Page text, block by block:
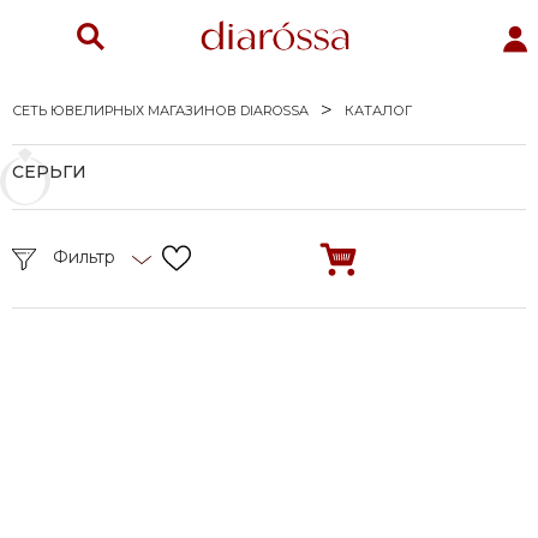
СЕТЬ ЮВЕЛИРНЫХ МАГАЗИНОВ DIAROSSA КАТАЛОГ
СЕРЬГИ
Фильтр